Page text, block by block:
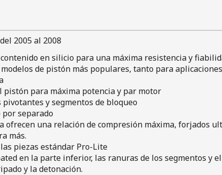
2005 al 2008
en silicio para una máxima resistencia y
de pistón más populares, tanto para
pistón para máxima potencia y par motor
y segmentos de bloqueo
separado
ofrecen una relación de compresión máxima,
más.
piezas estándar Pro-Lite
en la parte inferior, las ranuras de los segmentos y
y la detonación.